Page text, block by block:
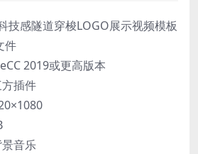
技感隧道穿梭LOGO展示视频模板
件
2019或更高版本
插件
音乐